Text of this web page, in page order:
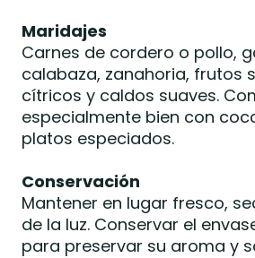
Maridajes
Carnes de cordero o pollo,
calabaza, zanahoria, frutos
cítricos y caldos suaves.
especialmente bien con
platos especiados.
Conservación
Mantener en lugar fresco,
de la luz. Conservar el
para preservar su aroma y